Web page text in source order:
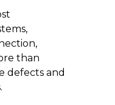
than
defects and